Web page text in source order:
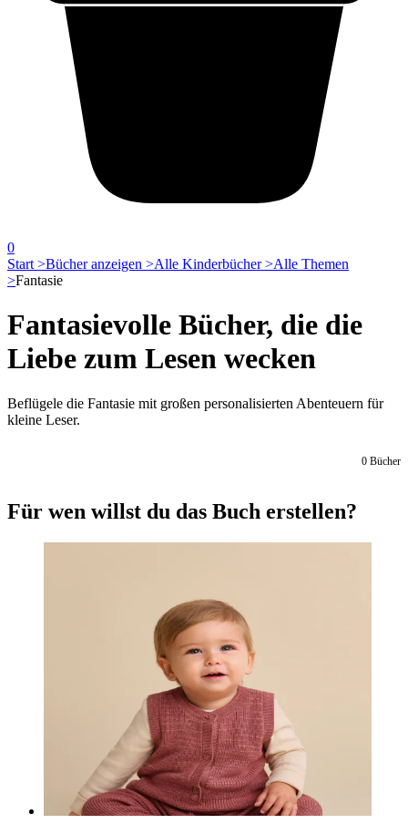
0
Start >Bücher anzeigen >Alle Kinderbücher >Alle Themen
>Fantasie
Fantasievolle Bücher, die die
Liebe zum Lesen wecken
Beflügele die Fantasie mit großen personalisierten Abenteuern für
kleine Leser.
0 Bücher
Für wen willst du das Buch erstellen?